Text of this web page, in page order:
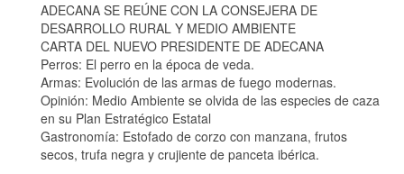
ADECANA SE REÚNE CON LA CONSEJERA DE
DESARROLLO RURAL Y MEDIO AMBIENTE
CARTA DEL NUEVO PRESIDENTE DE ADECANA
Perros: El perro en la época de veda.
Armas: Evolución de las armas de fuego modernas.
Opinión: Medio Ambiente se olvida de las especies de caza
en su Plan Estratégico Estatal
Gastronomía: Estofado de corzo con manzana, frutos
secos, trufa negra y crujiente de panceta ibérica.